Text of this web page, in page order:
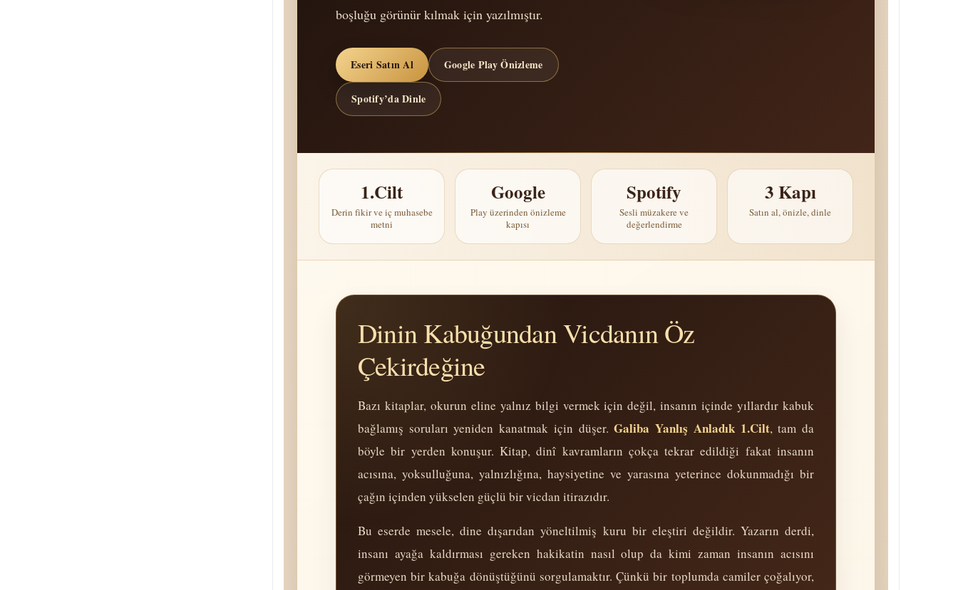
boşluğu görünür kılmak için yazılmıştır.
Eseri Satın Al Google Play Önizleme
Spotify’da Dinle
1.Cilt
Derin fikir ve iç muhasebe
metni
Google
Play üzerinden önizleme
kapısı
Spotify
Sesli müzakere ve
değerlendirme
3 Kapı
Satın al, önizle, dinle
Dinin Kabuğundan Vicdanın Öz
Çekirdeğine
Bazı kitaplar, okurun eline yalnız bilgi vermek için değil, insanın içinde yıllardır kabuk
bağlamış soruları yeniden kanatmak için düşer.Galiba Yanlış Anladık 1.Cilt, tam da
böyle bir yerden konuşur. Kitap, dinî kavramların çokça tekrar edildiği fakat insanın
acısına, yoksulluğuna, yalnızlığına, haysiyetine ve yarasına yeterince dokunmadığı bir
çağın içinden yükselen güçlü bir vicdan itirazıdır.
Bu eserde mesele, dine dışarıdan yöneltilmiş kuru bir eleştiri değildir. Yazarın derdi,
insanı ayağa kaldırması gereken hakikatin nasıl olup da kimi zaman insanın acısını
görmeyen bir kabuğa dönüştüğünü sorgulamaktır. Çünkü bir toplumda camiler çoğalıyor,